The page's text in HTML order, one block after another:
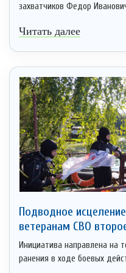
захватчиков Федор
Читать далее
Подводное
ветеранам СВО
Инициатива направлена на
ранения в ходе боевых